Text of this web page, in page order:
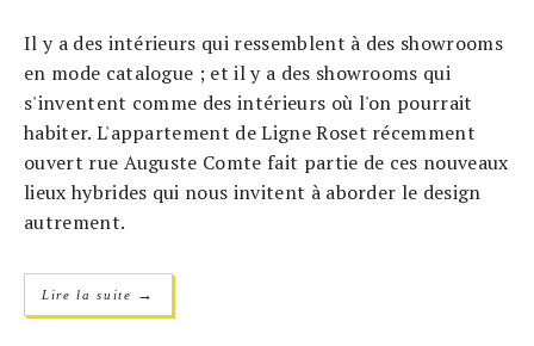
Il y a des intérieurs qui ressemblent à des showrooms
en mode catalogue ; et il y a des showrooms qui
s'inventent comme des intérieurs où l'on pourrait
habiter. L'appartement de Ligne Roset récemment
ouvert rue Auguste Comte fait partie de ces nouveaux
lieux hybrides qui nous invitent à aborder le design
autrement.
Lire la suite →